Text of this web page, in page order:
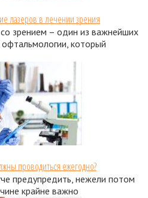
лазеров в лечении зрения
зрением – один из важнейших
который
проводиться ежегодно?
предупредить, нежели потом
крайне важно